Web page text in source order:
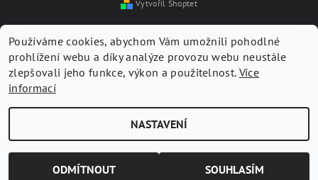
Vložením hodnocení souhlasíte s
Vytvořil Shoptet
Používáme cookies, abychom Vám umožnili pohodlné
prohlížení webu a díky analýze provozu webu neustále
zlepšovali jeho funkce, výkon a použitelnost. Více
informací
NASTAVENÍ
ODMÍTNOUT SOUHLASÍM